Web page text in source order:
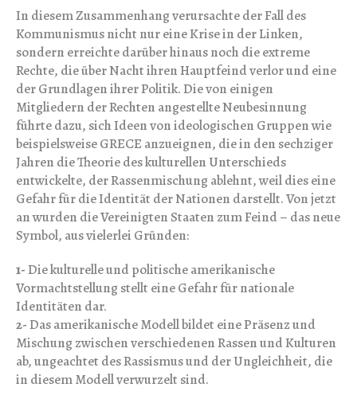
In diesem Zusammenhang verursachte der Fall des
Kommunismus nicht nur eine Krise in der Linken,
sondern erreichte darüber hinaus noch die extreme
Rechte, die über Nacht ihren Hauptfeind verlor und eine
der Grundlagen ihrer Politik. Die von einigen
Mitgliedern der Rechten angestellte Neubesinnung
führte dazu, sich Ideen von ideologischen Gruppen wie
beispielsweise GRECE anzueignen, die in den sechziger
Jahren die Theorie des kulturellen Unterschieds
entwickelte, der Rassenmischung ablehnt, weil dies eine
Gefahr für die Identität der Nationen darstellt. Von jetzt
an wurden die Vereinigten Staaten zum Feind – das neue
Symbol, aus vielerlei Gründen:
1-Die kulturelle und politische amerikanische
Vormachtstellung stellt eine Gefahr für nationale
Identitäten dar.
2-Das amerikanische Modell bildet eine Präsenz und
Mischung zwischen verschiedenen Rassen und Kulturen
ab, ungeachtet des Rassismus und der Ungleichheit, die
in diesem Modell verwurzelt sind.